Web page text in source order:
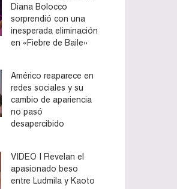
Diana Bolocco
sorprendió con una
inesperada eliminación
en «Fiebre de Baile»
Américo reaparece en
redes sociales y su
cambio de apariencia
no pasó
desapercibido
VIDEO | Revelan el
apasionado beso
entre Ludmila y Kaoto